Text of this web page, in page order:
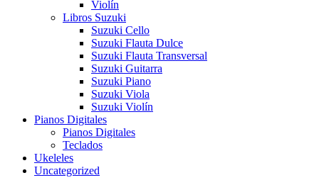
Violín
Libros Suzuki
Suzuki Cello
Suzuki Flauta Dulce
Suzuki Flauta Transversal
Suzuki Guitarra
Suzuki Piano
Suzuki Viola
Suzuki Violín
Pianos Digitales
Pianos Digitales
Teclados
Ukeleles
Uncategorized